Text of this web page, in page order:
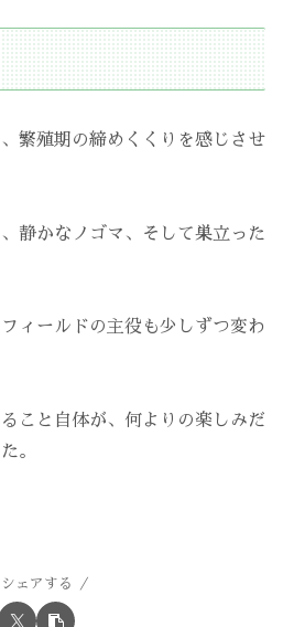
繁殖期の締めくくりを感じさせ
静かなノゴマ、そして巣立った
ィールドの主役も少しずつ変わ
こと自体が、何よりの楽しみだ
。
シェアする